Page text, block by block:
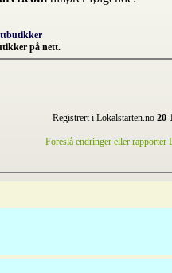
på nett.
Registrert i Lokalstarten.no 20-
Foreslå endringer eller rapporter